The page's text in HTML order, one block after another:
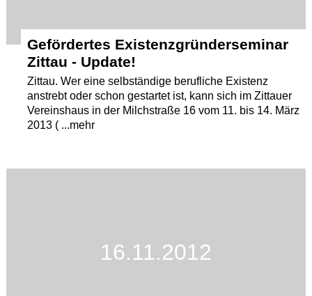
Gefördertes Existenzgründerseminar
Zittau - Update!
Zittau. Wer eine selbständige berufliche Existenz
anstrebt oder schon gestartet ist, kann sich im Zittauer
Vereinshaus in der Milchstraße 16 vom 11. bis 14. März
2013 ( ...mehr
16.11.2012